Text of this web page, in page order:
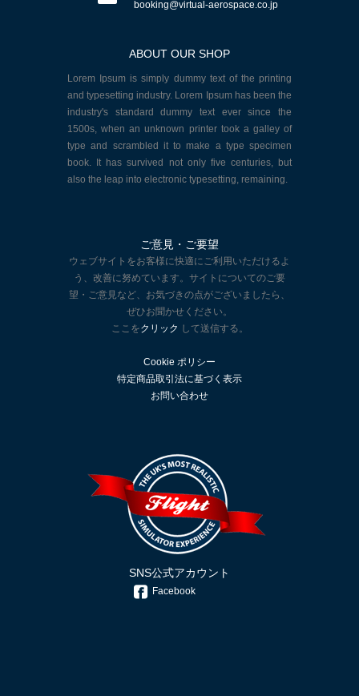
booking@virtual-aerospace.co.jp
ABOUT OUR SHOP
Lorem Ipsum is simply dummy text of the printing
and typesetting industry. Lorem Ipsum has been the
industry's standard dummy text ever since the
1500s, when an unknown printer took a galley of
type and scrambled it to make a type specimen
book. It has survived not only five centuries, but
also the leap into electronic typesetting, remaining.
ご意見・ご要望
ウェブサイトをお客様に快適にご利用いただけるよ
う、改善に努めています。サイトについてのご要
望・ご意見など、お気づきの点がございましたら、
ぜひお聞かせください。
ここをクリック して送信する。
Cookie ポリシー
特定商品取引法に基づく表示
お問い合わせ
SNS公式アカウント
Facebook